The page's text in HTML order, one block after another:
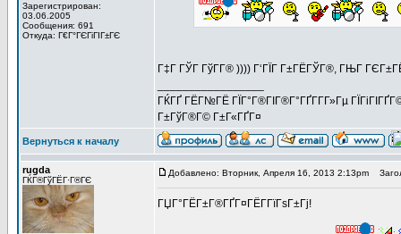
Зарегистрирован:
03.06.2005
Сообщения: 691
Откуда: Г€Г°ГЄГіГІГ±ГЄ
Г‡Г ГЎГ ГўГ­Г® )))) Г‘ГЇГ Г±ГЁГЎГ®, ГЊГ
ГЌГҐ ГЁГ№ГЁ ГЇГ°Г®ГІГ®Г°ГҐГ­Г­Г»Гµ
Г±ГўГ®Г© Г±Г«ГҐГ¤
Вернуться к началу
rugda
ГЌГ®ГўГЁГ·Г®ГЄ
Добавлено: Вторник, Апреля 16, 2013 2:13pm
ГЏГ°ГЁГ±Г®ГҐГ¤ГЁГ­ГїГѕГ±Гј!